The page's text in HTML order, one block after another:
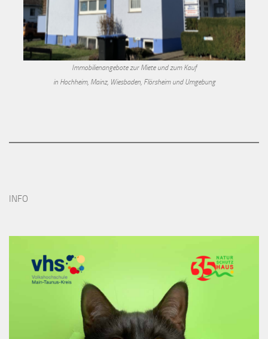
Immobilienangebote zur Miete und zum Kauf
in Hochheim, Mainz, Wiesbaden, Flörsheim und Umgebung
INFO